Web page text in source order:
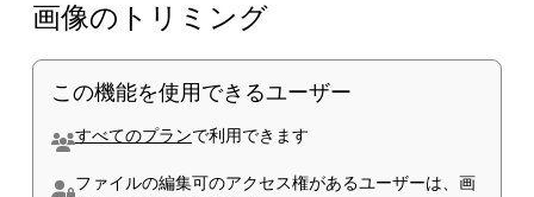
画像のトリミング
この機能を使用できるユーザー
すべてのプランで利用できます
ファイルの編集可のアクセス権があるユーザーは、画